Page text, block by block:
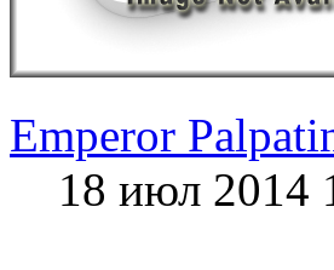
Emperor
18 июл 2014